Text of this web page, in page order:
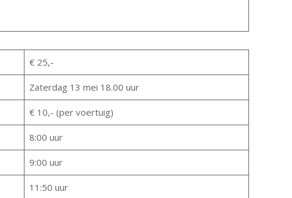
€ 25,-
Zaterdag 13 mei 18.00 uur
€ 10,- (per voertuig)
8:00 uur
9:00 uur
11:50 uur